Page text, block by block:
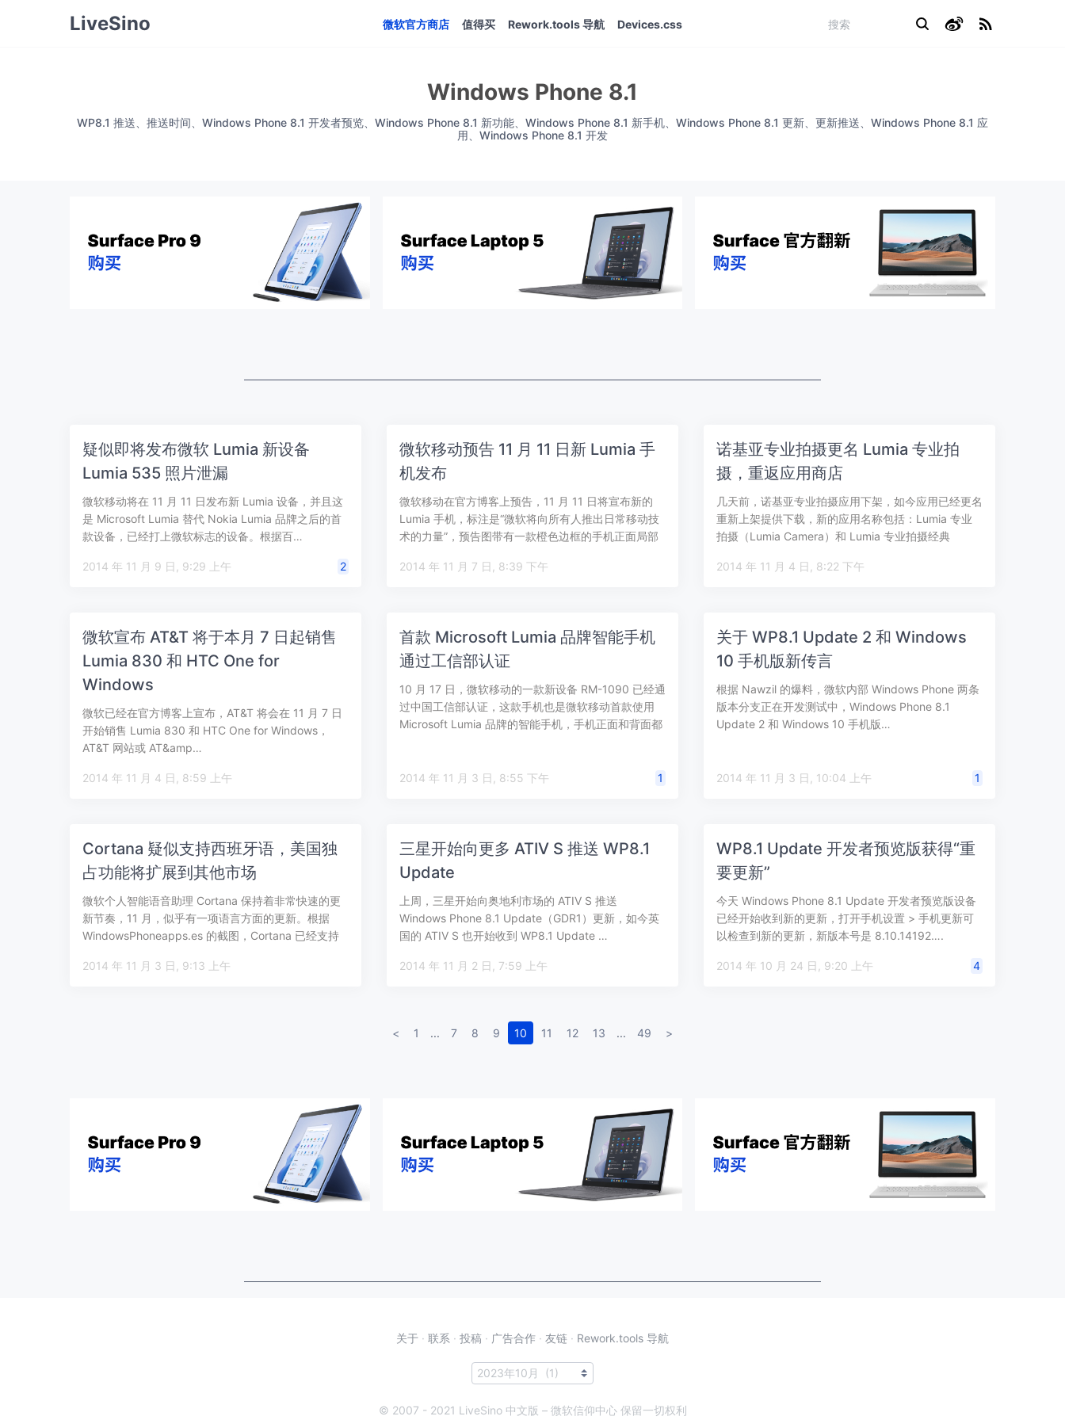
LiveSino 微软官方商店 值得买 Rework.tools 导航 Devices.css
Windows Phone 8.1
WP8.1 推送、推送时间、Windows Phone 8.1 开发者预览、Windows Phone 8.1 新功能、Windows Phone 8.1 新手机、Windows Phone 8.1 更新、更新推送、Windows Phone 8.1 应
用、Windows Phone 8.1 开发
疑似即将发布微软 Lumia 新设备
Lumia 535 照片泄漏
微软移动将在 11 月 11 日发布新 Lumia 设备，并且这
是 Microsoft Lumia 替代 Nokia Lumia 品牌之后的首
款设备，已经打上微软标志的设备。根据百…
2014 年 11 月 9 日, 9:29 上午 2
微软移动预告 11 月 11 日新 Lumia 手
机发布
微软移动在官方博客上预告，11 月 11 日将宣布新的
Lumia 手机，标注是“微软将向所有人推出日常移动技
术的力量”，预告图带有一款橙色边框的手机正面局部
2014 年 11 月 7 日, 8:39 下午
诺基亚专业拍摄更名 Lumia 专业拍
摄，重返应用商店
几天前，诺基亚专业拍摄应用下架，如今应用已经更名
重新上架提供下载，新的应用名称包括：Lumia 专业
拍摄（Lumia Camera）和 Lumia 专业拍摄经典
2014 年 11 月 4 日, 8:22 下午
微软宣布 AT&T 将于本月 7 日起销售
Lumia 830 和 HTC One for
Windows
微软已经在官方博客上宣布，AT&T 将会在 11 月 7 日
开始销售 Lumia 830 和 HTC One for Windows，
AT&T 网站或 AT&amp…
2014 年 11 月 4 日, 8:59 上午
首款 Microsoft Lumia 品牌智能手机
通过工信部认证
10 月 17 日，微软移动的一款新设备 RM-1090 已经通
过中国工信部认证，这款手机也是微软移动首款使用
Microsoft Lumia 品牌的智能手机，手机正面和背面都
2014 年 11 月 3 日, 8:55 下午 1
关于 WP8.1 Update 2 和 Windows
10 手机版新传言
根据 Nawzil 的爆料，微软内部 Windows Phone 两条
版本分支正在开发测试中，Windows Phone 8.1
Update 2 和 Windows 10 手机版…
2014 年 11 月 3 日, 10:04 上午 1
Cortana 疑似支持西班牙语，美国独
占功能将扩展到其他市场
微软个人智能语音助理 Cortana 保持着非常快速的更
新节奏，11 月，似乎有一项语言方面的更新。根据
WindowsPhoneapps.es 的截图，Cortana 已经支持
2014 年 11 月 3 日, 9:13 上午
三星开始向更多 ATIV S 推送 WP8.1
Update
上周，三星开始向奥地利市场的 ATIV S 推送
Windows Phone 8.1 Update（GDR1）更新，如今英
国的 ATIV S 也开始收到 WP8.1 Update …
2014 年 11 月 2 日, 7:59 上午
WP8.1 Update 开发者预览版获得“重
要更新”
今天 Windows Phone 8.1 Update 开发者预览版设备
已经开始收到新的更新，打开手机设置 > 手机更新可
以检查到新的更新，新版本号是 8.10.14192….
2014 年 10 月 24 日, 9:20 上午 4
< 1 ... 7 8 9 10 11 12 13 ... 49 >
关于 · 联系 · 投稿 · 广告合作 · 友链 · Rework.tools 导航
© 2007 - 2021 LiveSino 中文版 – 微软信仰中心 保留一切权利